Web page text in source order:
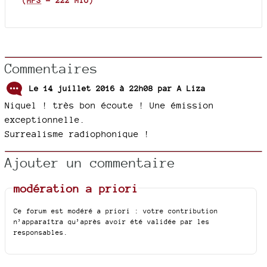
Commentaires
Le 14 juillet 2016 à 22h08 par A Liza
Niquel ! très bon écoute ! Une émission
exceptionnelle.
Surrealisme radiophonique !
Ajouter un commentaire
modération a priori
Ce forum est modéré a priori : votre contribution
n’apparaîtra qu’après avoir été validée par les
responsables.